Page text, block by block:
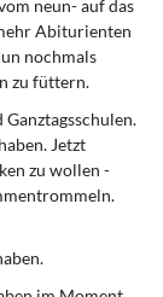
neun- auf das
Abiturienten
nochmals
zu füttern.
Jetzt
zu wollen -